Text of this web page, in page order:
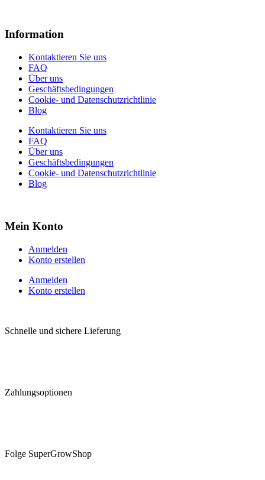
Information
Kontaktieren Sie uns
FAQ
Über uns
Geschäftsbedingungen
Cookie- und Datenschutzrichtlinie
Blog
Kontaktieren Sie uns
FAQ
Über uns
Geschäftsbedingungen
Cookie- und Datenschutzrichtlinie
Blog
Mein Konto
Anmelden
Konto erstellen
Anmelden
Konto erstellen
Schnelle und sichere Lieferung
Zahlungsoptionen
Folge SuperGrowShop